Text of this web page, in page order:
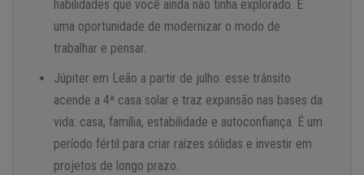
habilidades que você ainda não tinha explorado. É
uma oportunidade de modernizar o modo de
trabalhar e pensar.
Júpiter em Leão a partir de julho: esse trânsito
acende a 4ª casa solar e traz expansão nas bases da
vida: casa, família, estabilidade e autoconfiança. É um
período fértil para criar raízes sólidas e investir em
projetos de longo prazo.